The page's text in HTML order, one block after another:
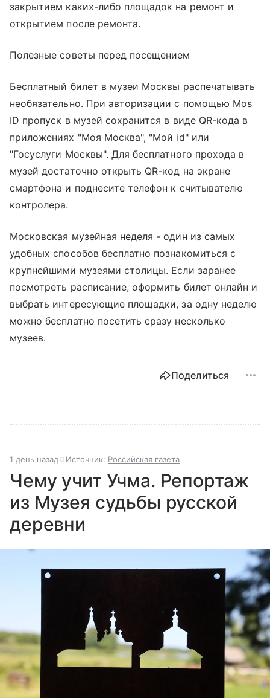
закрытием каких-либо площадок на ремонт и
открытием после ремонта.
Полезные советы перед посещением
Бесплатный билет в музеи Москвы распечатывать
необязательно. При авторизации с помощью Mos
ID пропуск в музей сохранится в виде QR-кода в
приложениях "Моя Москва", "Мой id" или
"Госуслуги Москвы". Для бесплатного прохода в
музей достаточно открыть QR-код на экране
смартфона и поднесите телефон к считывателю
контролера.
Московская музейная неделя - один из самых
удобных способов бесплатно познакомиться с
крупнейшими музеями столицы. Если заранее
посмотреть расписание, оформить билет онлайн и
выбрать интересующие площадки, за одну неделю
можно бесплатно посетить сразу несколько
музеев.
Поделиться
1 день назад Источник: Российская газета
Чему учит Учма. Репортаж
из Музея судьбы русской
деревни